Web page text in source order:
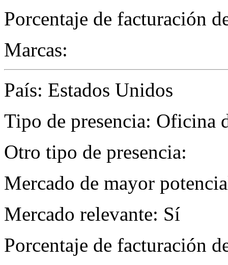
Porcentaje de facturación
Marcas:
País: Estados Unidos
Tipo de presencia: Oficina
Otro tipo de presencia:
Mercado de mayor
Mercado relevante: Sí
Porcentaje de facturación